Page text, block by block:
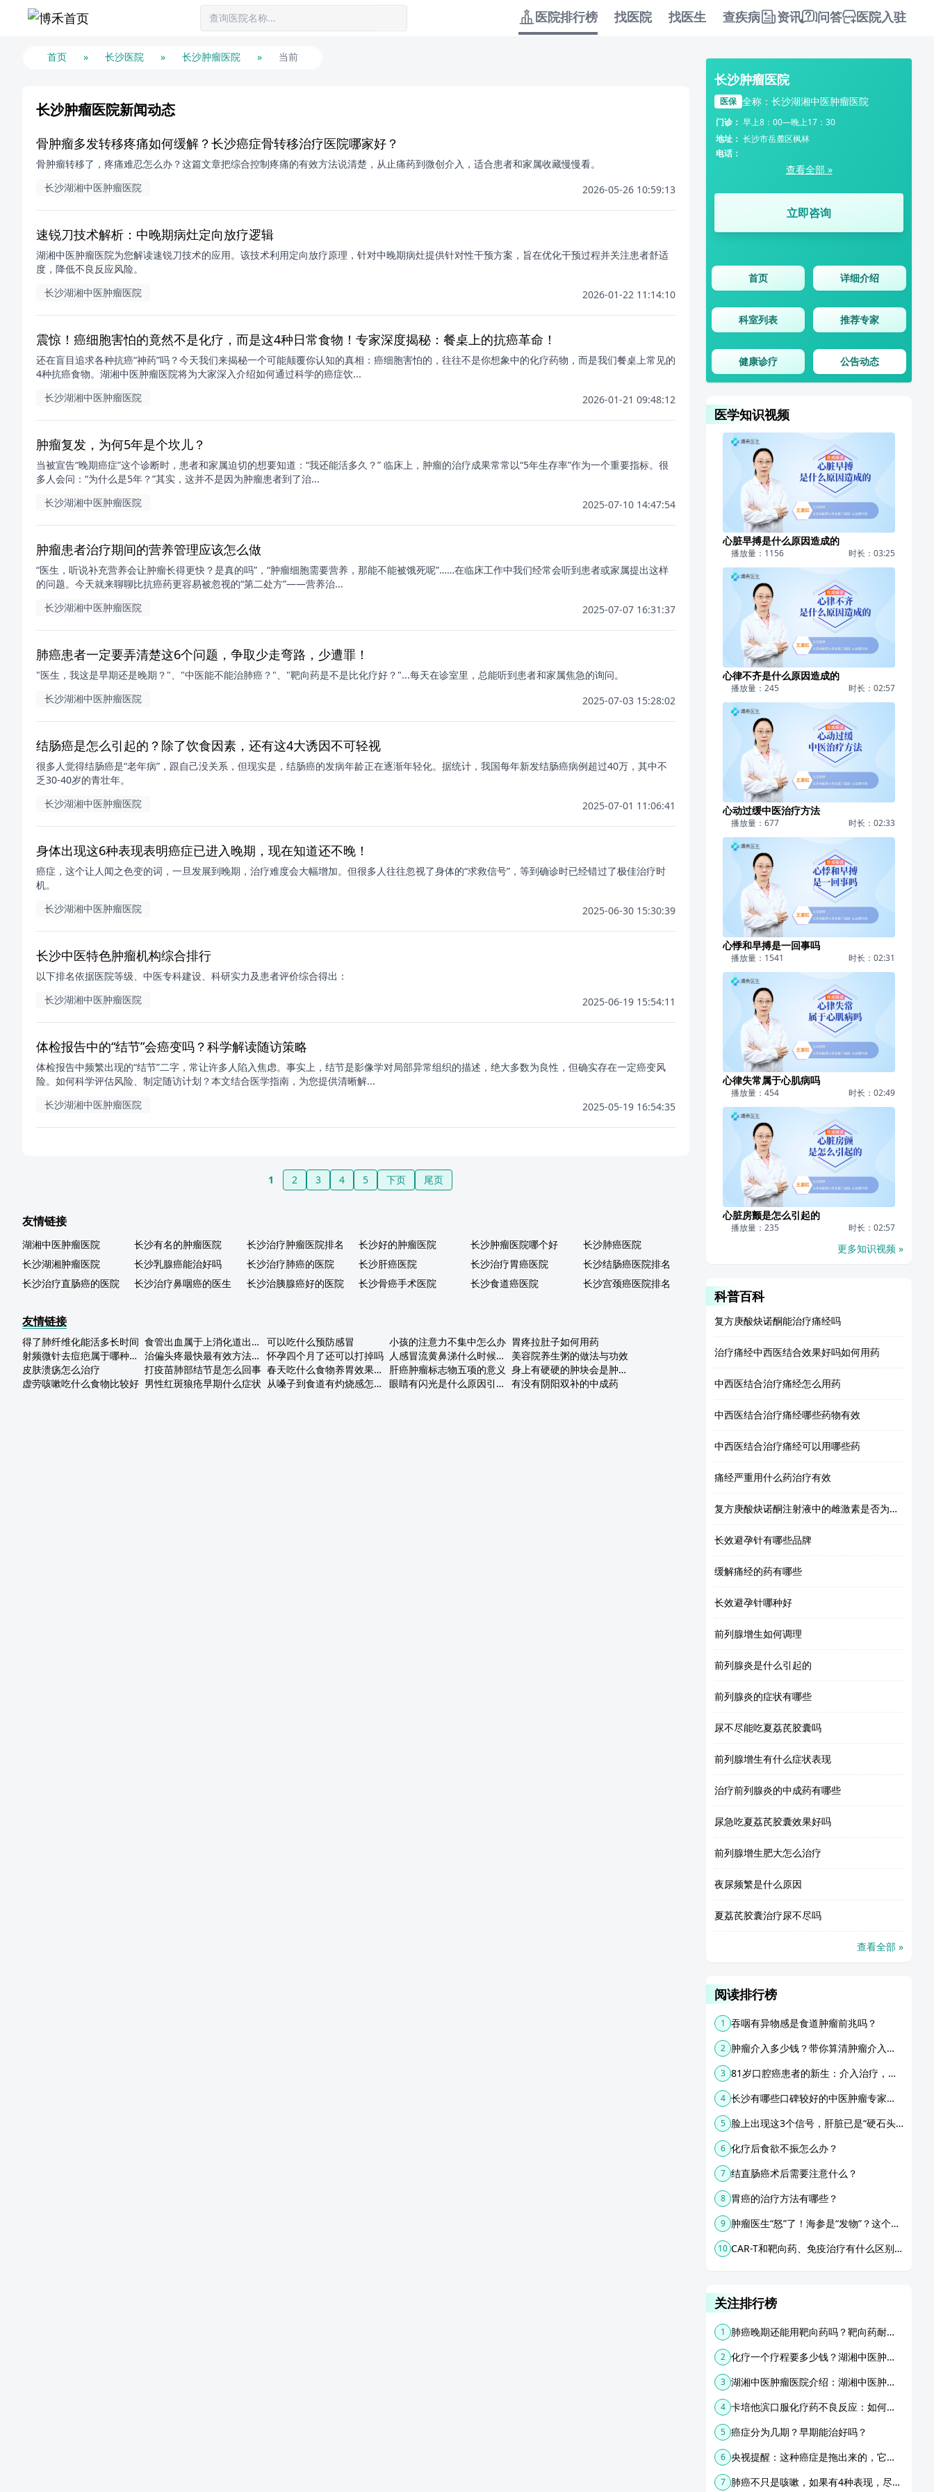
医院排行榜 找医院 找医生 查疾病 资讯 问答 医院入驻
首页 » 长沙医院 » 长沙肿瘤医院 » 当前
长沙肿瘤医院新闻动态
骨肿瘤多发转移疼痛如何缓解？长沙癌症骨转移治疗医院哪家好？
骨肿瘤转移了，疼痛难忍怎么办？这篇文章把综合控制疼痛的有效方法说清楚，从止痛药到微创介入，适合患者和家属收藏慢慢看。
长沙湖湘中医肿瘤医院
2026-05-26 10:59:13
速锐刀技术解析：中晚期病灶定向放疗逻辑
湖湘中医肿瘤医院为您解读速锐刀技术的应用。该技术利用定向放疗原理，针对中晚期病灶提供针对性干预方案，旨在优化干预过程并关注患者舒适
度，降低不良反应风险。
长沙湖湘中医肿瘤医院
2026-01-22 11:14:10
震惊！癌细胞害怕的竟然不是化疗，而是这4种日常食物！专家深度揭秘：餐桌上的抗癌革命！
还在盲目追求各种抗癌“神药”吗？今天我们来揭秘一个可能颠覆你认知的真相：癌细胞害怕的，往往不是你想象中的化疗药物，而是我们餐桌上常见的
4种抗癌食物。湖湘中医肿瘤医院将为大家深入介绍如何通过科学的癌症饮...
长沙湖湘中医肿瘤医院
2026-01-21 09:48:12
肿瘤复发，为何5年是个坎儿？
当被宣告“晚期癌症”这个诊断时，患者和家属迫切的想要知道：“我还能活多久？” 临床上，肿瘤的治疗成果常常以“5年生存率”作为一个重要指标。很
多人会问：“为什么是5年？”其实，这并不是因为肿瘤患者到了治...
长沙湖湘中医肿瘤医院
2025-07-10 14:47:54
肿瘤患者治疗期间的营养管理应该怎么做
“医生，听说补充营养会让肿瘤长得更快？是真的吗”，“肿瘤细胞需要营养，那能不能被饿死呢”……在临床工作中我们经常会听到患者或家属提出这样
的问题。今天就来聊聊比抗癌药更容易被忽视的“第二处方”——营养治...
长沙湖湘中医肿瘤医院
2025-07-07 16:31:37
肺癌患者一定要弄清楚这6个问题，争取少走弯路，少遭罪！
"医生，我这是早期还是晚期？"、"中医能不能治肺癌？"、"靶向药是不是比化疗好？"...每天在诊室里，总能听到患者和家属焦急的询问。
长沙湖湘中医肿瘤医院
2025-07-03 15:28:02
结肠癌是怎么引起的？除了饮食因素，还有这4大诱因不可轻视
很多人觉得结肠癌是“老年病”，跟自己没关系，但现实是，结肠癌的发病年龄正在逐渐年轻化。据统计，我国每年新发结肠癌病例超过40万，其中不
乏30-40岁的青壮年。
长沙湖湘中医肿瘤医院
2025-07-01 11:06:41
身体出现这6种表现表明癌症已进入晚期，现在知道还不晚！
癌症，这个让人闻之色变的词，一旦发展到晚期，治疗难度会大幅增加。但很多人往往忽视了身体的“求救信号”，等到确诊时已经错过了极佳治疗时
机。
长沙湖湘中医肿瘤医院
2025-06-30 15:30:39
长沙中医特色肿瘤机构综合排行
以下排名依据医院等级、中医专科建设、科研实力及患者评价综合得出：
长沙湖湘中医肿瘤医院
2025-06-19 15:54:11
体检报告中的“结节”会癌变吗？科学解读随访策略
体检报告中频繁出现的“结节”二字，常让许多人陷入焦虑。事实上，结节是影像学对局部异常组织的描述，绝大多数为良性，但确实存在一定癌变风
险。如何科学评估风险、制定随访计划？本文结合医学指南，为您提供清晰解...
长沙湖湘中医肿瘤医院
2025-05-19 16:54:35
1 2 3 4 5 下页 尾页
友情链接
湖湘中医肿瘤医院 长沙有名的肿瘤医院 长沙治疗肿瘤医院排名 长沙好的肿瘤医院 长沙肿瘤医院哪个好
长沙肺癌医院
长沙湖湘肿瘤医院
长沙乳腺癌能治好吗 长沙治疗肺癌的医院 长沙肝癌医院 长沙治疗胃癌医院
长沙结肠癌医院排名
长沙治疗直肠癌的医院
长沙治疗鼻咽癌的医生 长沙治胰腺癌好的医院 长沙骨癌手术医院 长沙食道癌医院 长沙宫颈癌医院排名
友情链接
得了肺纤维化能活多长时间 食管出血属于上消化道出血吗 可以吃什么预防感冒 小孩的注意力不集中怎么办 胃疼拉肚子如何用药
射频微针去痘疤属于哪种类型
治偏头疼最快最有效方法是什么 怀孕四个月了还可以打掉吗 人感冒流黄鼻涕什么时候能好
美容院养生粥的做法与功效
皮肤溃疡怎么治疗
打疫苗肺部结节是怎么回事 春天吃什么食物养胃效果最好 肝癌肿瘤标志物五项的意义
身上有硬硬的肿块会是肿瘤吗?
虚劳咳嗽吃什么食物比较好 男性红斑狼疮早期什么症状 从嗓子到食道有灼烧感怎么回事 眼睛有闪光是什么原因引起的 有没有阴阳双补的中成药
长沙肿瘤医院
医保 全称：长沙湖湘中医肿瘤医院
门诊： 早上8：00—晚上17：30
地址： 长沙市岳麓区枫林
电话：
查看全部 »
立即咨询
首页 详细介绍
科室列表 推荐专家
健康诊疗 公告动态
医学知识视频
心脏早搏是什么原因造成的
播放量：1156 时长：03:25
心律不齐是什么原因造成的
播放量：245 时长：02:57
心动过缓中医治疗方法
播放量：677 时长：02:33
心悸和早搏是一回事吗
播放量：1541 时长：02:31
心律失常属于心肌病吗
播放量：454 时长：02:49
心脏房颤是怎么引起的
播放量：235 时长：02:57
更多知识视频 »
科普百科
复方庚酸炔诺酮能治疗痛经吗
治疗痛经中西医结合效果好吗如何用药
中西医结合治疗痛经怎么用药
中西医结合治疗痛经哪些药物有效
中西医结合治疗痛经可以用哪些药
痛经严重用什么药治疗有效
复方庚酸炔诺酮注射液中的雌激素是否为天然雌激素有什么优势
长效避孕针有哪些品牌
缓解痛经的药有哪些
长效避孕针哪种好
前列腺增生如何调理
前列腺炎是什么引起的
前列腺炎的症状有哪些
尿不尽能吃夏荔芪胶囊吗
前列腺增生有什么症状表现
治疗前列腺炎的中成药有哪些
尿急吃夏荔芪胶囊效果好吗
前列腺增生肥大怎么治疗
夜尿频繁是什么原因
夏荔芪胶囊治疗尿不尽吗
查看全部 »
阅读排行榜
1 吞咽有异物感是食道肿瘤前兆吗？
2 肿瘤介入多少钱？带你算清肿瘤介入治疗的费用
3 81岁口腔癌患者的新生：介入治疗，守护晚年尊严
4 长沙有哪些口碑较好的中医肿瘤专家？挂号攻略分享 - 湖湘中医肿瘤医院
5 脸上出现这3个信号，肝脏已是“硬石头”？医生：肝癌来前有预警！
6 化疗后食欲不振怎么办？
7 结直肠癌术后需要注意什么？
8 胃癌的治疗方法有哪些？
9 肿瘤医生“怒”了！海参是“发物”？这个百年谎言，今天我们一文解答！
10 CAR-T和靶向药、免疫治疗有什么区别？
关注排行榜
1 肺癌晚期还能用靶向药吗？靶向药耐药了怎么办？
2 化疗一个疗程要多少钱？湖湘中医肿瘤医院：动脉灌注“精确化疗”费用怎么理解？
3 湖湘中医肿瘤医院介绍：湖湘中医肿瘤医院唐田医生
4 卡培他滨口服化疗药不良反应：如何管理和应对？
5 癌症分为几期？早期能治好吗？
6 央视提醒：这种癌症是拖出来的，它的癌前病变和早期也是容易被发现被干掉的
7 肺癌不只是咳嗽，如果有4种表现，尽早查肺，可能是癌症前兆